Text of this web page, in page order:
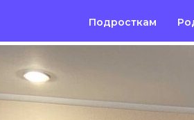
Подросткам